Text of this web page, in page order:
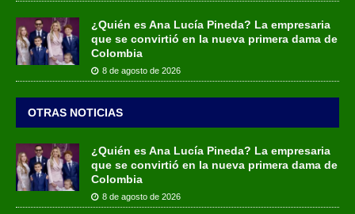
¿Quién es Ana Lucía Pineda? La empresaria
que se convirtió en la nueva primera dama de
Colombia
8 de agosto de 2026
OTRAS NOTICIAS
¿Quién es Ana Lucía Pineda? La empresaria
que se convirtió en la nueva primera dama de
Colombia
8 de agosto de 2026